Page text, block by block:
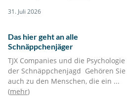
31. Juli 2026
Das hier geht an alle
Schnäppchenjäger
TJX Companies und die Psychologie
der Schnäppchenjagd Gehören Sie
auch zu den Menschen, die ein ...
(mehr)